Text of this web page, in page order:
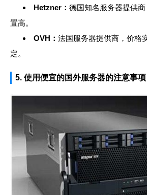
Hetzner： 德国知名服务器提供
置高。
OVH： 法国服务器提供商，价格
定。
5. 使用便宜的国外服务器的注意事项